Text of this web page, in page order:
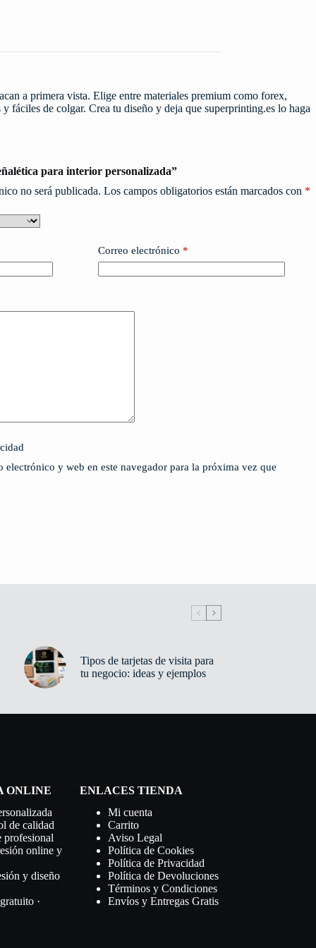
a primera vista. Elige entre materiales premium como forex,
fáciles de colgar. Crea tu diseño y deja que superprinting.es lo haga
para interior personalizada”
no será publicada. Los campos obligatorios están marcados con *
Correo electrónico *
electrónico y web en este navegador para la próxima vez que
Tipos de tarjetas de visita para
tu negocio: ideas y ejemplos
ONLINE
de calidad
profesional
online y
y diseño
·
ENLACES TIENDA
Mi cuenta
Carrito
Aviso Legal
Política de Cookies
Política de Privacidad
Política de Devoluciones
Términos y Condiciones
Envíos y Entregas Gratis